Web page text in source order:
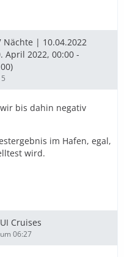
| 10.04.2022
April 2022, 00:00 -
bis dahin negativ
im Hafen, egal,
wird.
Cruises
06:27